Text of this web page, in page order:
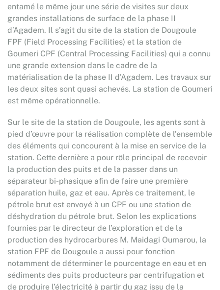
entamé le même jour une série de visites sur deux
grandes installations de surface de la phase II
d’Agadem. Il s’agit du site de la station de Dougoule
FPF (Field Processing Facilities) et la station de
Goumeri CPF (Central Processing Facilities) qui a connu
une grande extension dans le cadre de la
matérialisation de la phase II d’Agadem. Les travaux sur
les deux sites sont quasi achevés. La station de Goumeri
est même opérationnelle.
Sur le site de la station de Dougoule, les agents sont à
pied d’œuvre pour la réalisation complète de l’ensemble
des éléments qui concourent à la mise en service de la
station. Cette dernière a pour rôle principal de recevoir
la production des puits et de la passer dans un
séparateur bi-phasique afin de faire une première
séparation huile, gaz et eau. Après ce traitement, le
pétrole brut est envoyé à un CPF ou une station de
déshydration du pétrole brut. Selon les explications
fournies par le directeur de l’exploration et de la
production des hydrocarbures M. Maidagi Oumarou, la
station FPF de Dougoule a aussi pour fonction
notamment de déterminer le pourcentage en eau et en
sédiments des puits producteurs par centrifugation et
de produire l’électricité à partir du gaz issu de la